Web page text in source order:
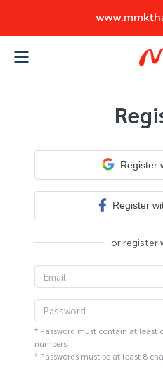
Register
Register
or register
* Password must contain at least
numbers
* Passwords must be at least 8